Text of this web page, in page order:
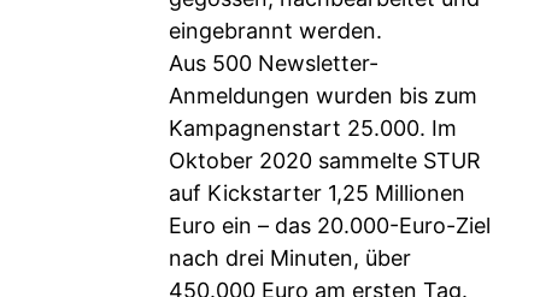
eingebrannt werden.
Aus 500 Newsletter-
Anmeldungen wurden bis zum
Kampagnenstart 25.000. Im
Oktober 2020 sammelte STUR
auf Kickstarter 1,25 Millionen
Euro ein – das 20.000-Euro-Ziel
nach drei Minuten, über
450.000 Euro am ersten Tag.